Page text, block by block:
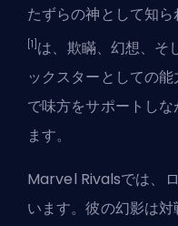
たずらの神として知
[1] は、欺瞞、幻想、そ
ックスターとしての
で味方をサポートし
ます。
Marvel Rivalsでは、
います。彼の幻影は